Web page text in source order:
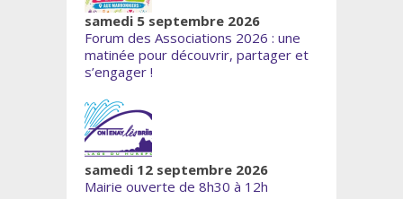
samedi 5 septembre 2026
Forum des Associations 2026 : une
matinée pour découvrir, partager et
s’engager !
samedi 12 septembre 2026
Mairie ouverte de 8h30 à 12h